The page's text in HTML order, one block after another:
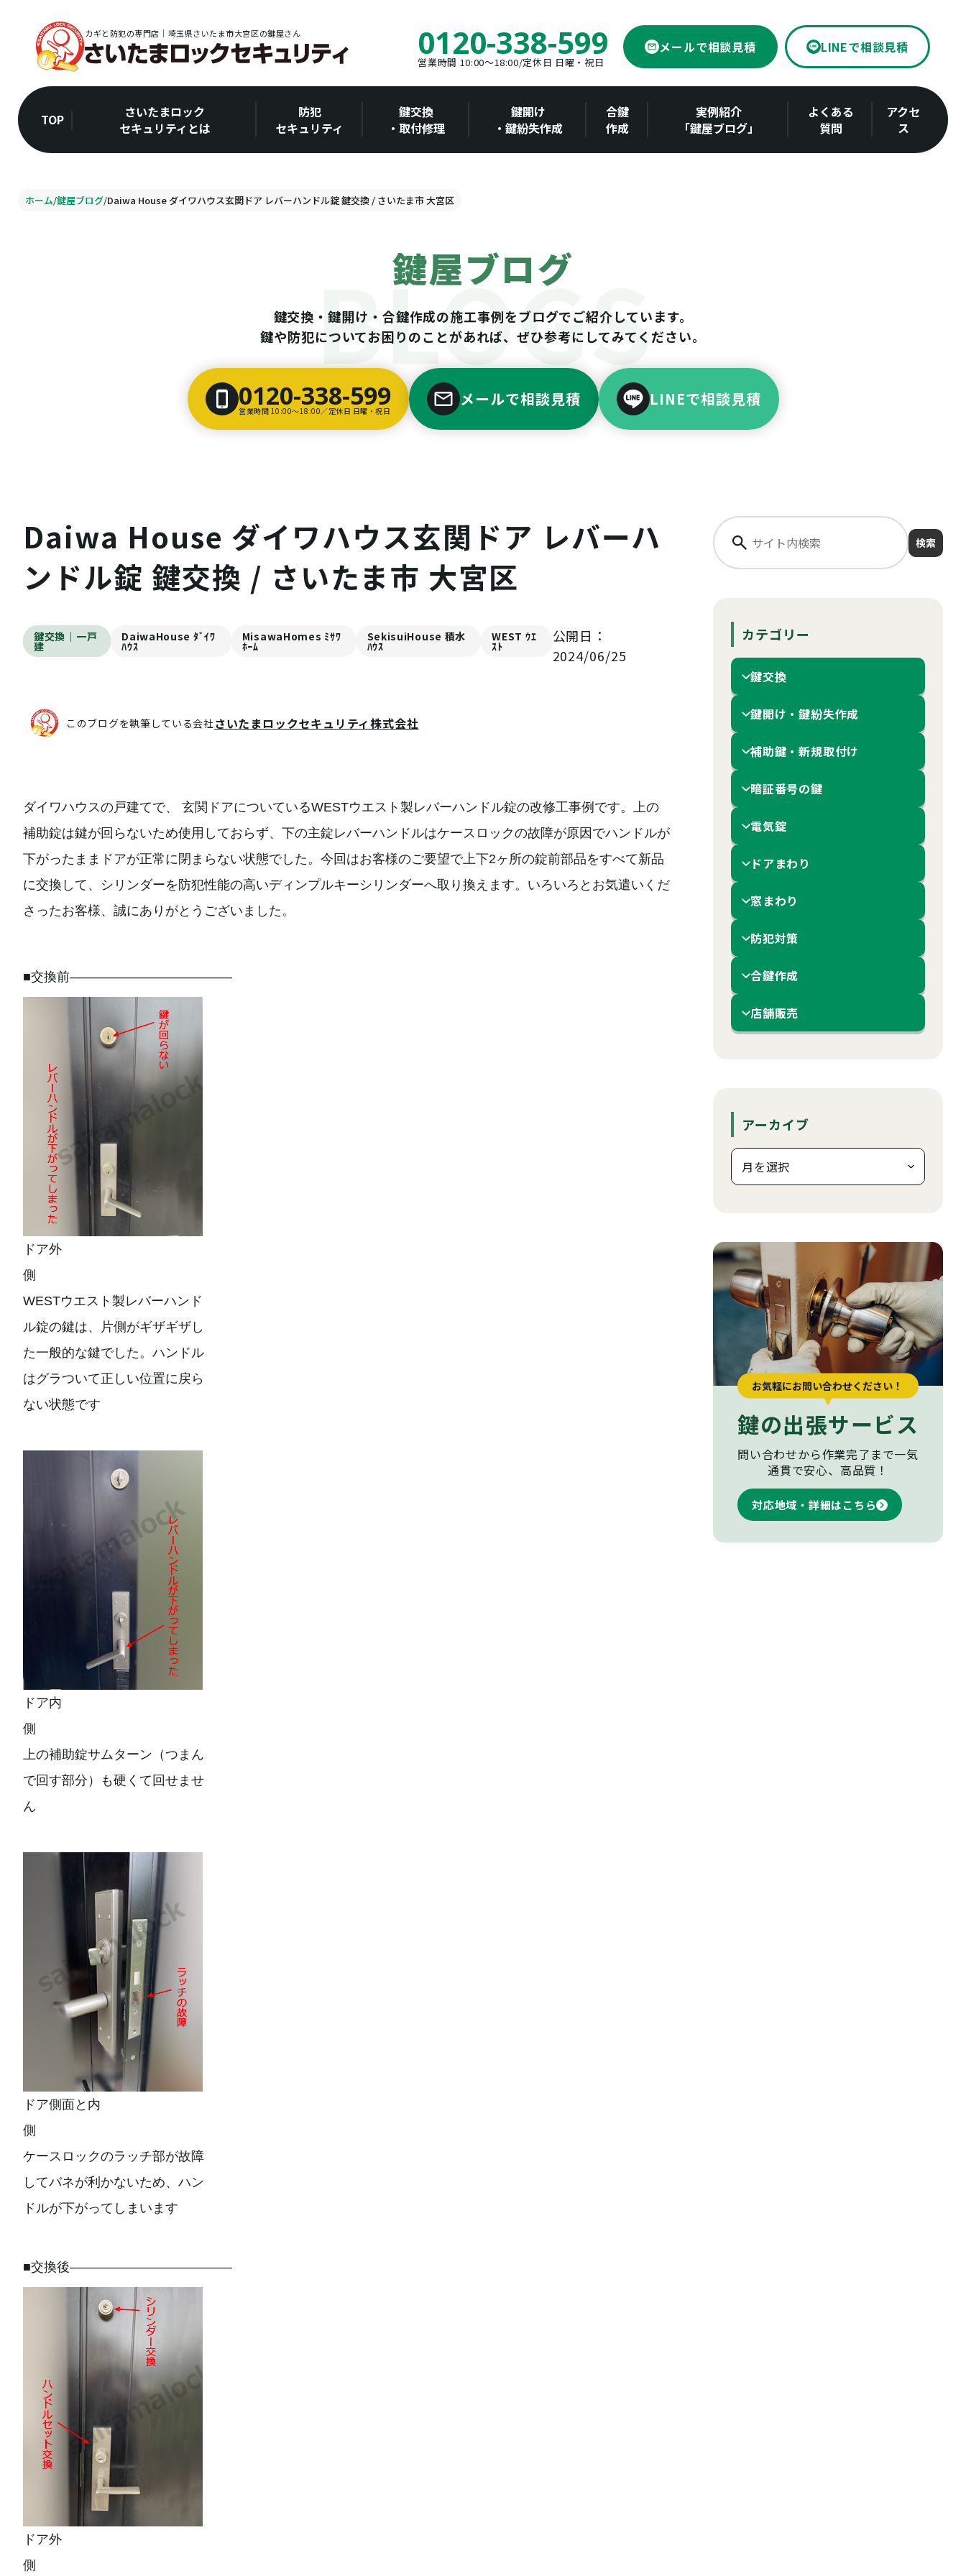
カギと防犯の専門店｜埼玉県さいたま市大宮区の鍵屋さん 0120-338-599
営業時間 10:00～18:00/定休日 日曜・祝日
メールで相談見積 LINEで相談見積
TOP
さいたまロック
セキュリティとは
防犯
セキュリティ
鍵交換
・取付修理
鍵開け
・鍵紛失作成
合鍵
作成
実例紹介
「鍵屋ブログ」
よくある
質問
アクセ
ス
ホーム/鍵屋ブログ/Daiwa House ダイワハウス玄関ドア レバーハンドル錠 鍵交換 / さいたま市 大宮区
鍵屋ブログ
鍵交換・鍵開け・合鍵作成の施工事例をブログでご紹介しています。
鍵や防犯についてお困りのことがあれば、ぜひ参考にしてみてください。
0120-338-599
営業時間 10:00〜18:00／定休日 日曜・祝日
メールで相談見積 LINEで相談見積
Daiwa House ダイワハウス玄関ドア レバーハ
ンドル錠 鍵交換 / さいたま市 大宮区
鍵交換｜一戸
建
DaiwaHouse ﾀﾞｲﾜ
ﾊｳｽ
MisawaHomes ﾐｻﾜ
ﾎｰﾑ
SekisuiHouse 積水
ﾊｳｽ
WEST ｳｴ
ｽﾄ
公開日：
2024/06/25
このブログを執筆している会社さいたまロックセキュリティ株式会社
ダイワハウスの戸建てで、 玄関ドアについているWESTウエスト製レバーハンドル錠の改修工事例です。上の
補助錠は鍵が回らないため使用しておらず、下の主錠レバーハンドルはケースロックの故障が原因でハンドルが
下がったままドアが正常に閉まらない状態でした。今回はお客様のご要望で上下2ヶ所の錠前部品をすべて新品
に交換して、シリンダーを防犯性能の高いディンプルキーシリンダーへ取り換えます。いろいろとお気遣いくだ
さったお客様、誠にありがとうございました。
■交換前————————————–
ドア外
側
WESTウエスト製レバーハンド
ル錠の鍵は、片側がギザギザし
た一般的な鍵でした。ハンドル
はグラついて正しい位置に戻ら
ない状態です
ドア内
側
上の補助錠サムターン（つまん
で回す部分）も硬くて回せませ
ん
ドア側面と内
側
ケースロックのラッチ部が故障
してバネが利かないため、ハン
ドルが下がってしまいます
■交換後————————————–
ドア外
側
検索
カテゴリー
鍵交換
鍵開け・鍵紛失作成
補助鍵・新規取付け
暗証番号の鍵
電気錠
ドアまわり
窓まわり
防犯対策
合鍵作成
店舗販売
アーカイブ
お気軽にお問い合わせください！
鍵の出張サービス
問い合わせから作業完了まで一気
通貫で安心、高品質！
対応地域・詳細はこちら